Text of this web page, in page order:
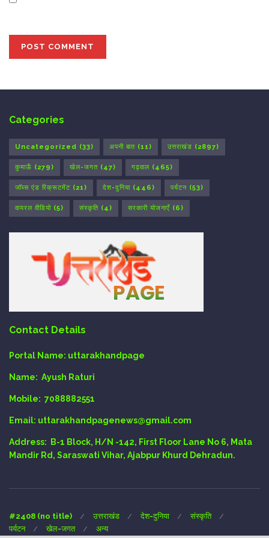
Categories
Uncategorized (33) अपनी बात (11) उत्तराखंड (2897)
कुमाऊँ (279) खेल-जगत (47) गढ़वाल (465)
जॉब्स एंड रिक्रूटमेंट (21) देश-दुनिया (446) पर्यटन (53)
वायरल वीडियो (5) संस्कृति (4) सरकारी योजनाएँ (6)
Contact Details
Portal Name: uttarakhandpage
Name: Ayush Raturi
Mobile: 7088882551
Email: uttarakhandpagenews@gmail.com
Address:
B-1 Block, H/N -142, First Floor Lane No 6, Mata
Mandir Rd, Saraswati Vihar, Ajabpur Khurd Dehradun.
#2408 (no title) उत्तराखंड देश-दुनिया
संस्कृति
पर्यटन
खेल-जगत अन्य